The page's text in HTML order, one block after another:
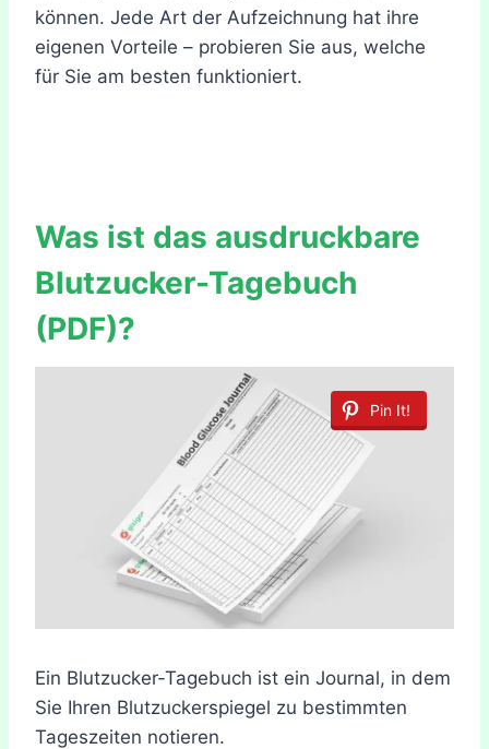
können. Jede Art der Aufzeichnung hat ihre
eigenen Vorteile – probieren Sie aus, welche
für Sie am besten funktioniert.
Was ist das ausdruckbare
Blutzucker-Tagebuch
(PDF)?
Pin It!
Ein Blutzucker-Tagebuch ist ein Journal, in dem
Sie Ihren Blutzuckerspiegel zu bestimmten
Tageszeiten notieren.